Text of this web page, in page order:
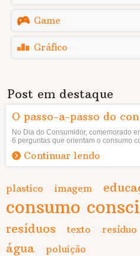
Game
Gráfico
Post em destaque
O passo-a-passo do
No Dia do Consumidor, comemorado
6 perguntas que orientam o consumo
Continuar lendo
plastico imagem
consumo
resíduos
texto resíduo
água poluição